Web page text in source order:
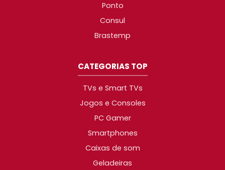
Ponto
Consul
Brastemp
CATEGORIAS TOP
TVs e Smart TVs
Jogos e Consoles
PC Gamer
Smartphones
Caixas de som
Geladeiras